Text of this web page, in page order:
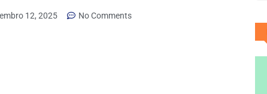
12, 2025 No Comments